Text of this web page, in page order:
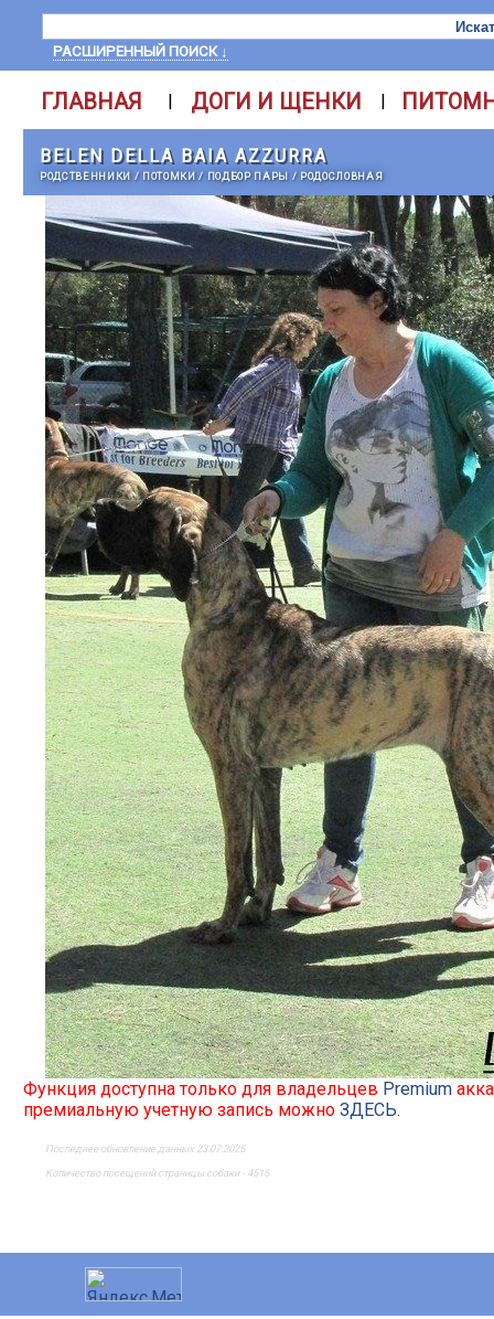
РАСШИРЕННЫЙ ПОИСК ↓
ГЛАВНАЯ | ДОГИ И ЩЕНКИ |
BELEN DELLA BAIA AZZURRA
РОДСТВЕННИКИ / ПОТОМКИ/ ПОДБОР ПАРЫ / РОДОСЛОВНАЯ
Функция доступна только для владельцев Premium
премиальную учетную запись можно ЗДЕСЬ.
Последнее обновление данных 23.07.2025
Количество посещений страницы собаки - 4515